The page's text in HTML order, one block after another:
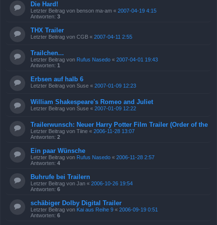
Die Hard!
Letzter Beitrag von benson ma-am « 2007-04-19 4:15
Antworten: 3
THX Trailer
Letzter Beitrag von CGB « 2007-04-11 2:55
Trailchen...
Letzter Beitrag von Rufus Nasedo « 2007-04-01 19:43
Antworten: 1
Erbsen auf halb 6
Letzter Beitrag von Suse « 2007-01-09 12:23
William Shakespeare's Romeo and Juliet
Letzter Beitrag von Suse « 2007-01-09 12:22
Trailerwunsch: Neuer Harry Potter Film Trailer (Order of the
Letzter Beitrag von Tiine « 2006-11-28 13:07
Antworten: 2
Ein paar Wünsche
Letzter Beitrag von Rufus Nasedo « 2006-11-28 2:57
Antworten: 4
Buhrufe bei Trailern
Letzter Beitrag von Jan « 2006-10-26 19:54
Antworten: 6
schäbiger Dolby Digital Trailer
Letzter Beitrag von Kai aus Reihe 9 « 2006-09-19 0:51
Antworten: 6